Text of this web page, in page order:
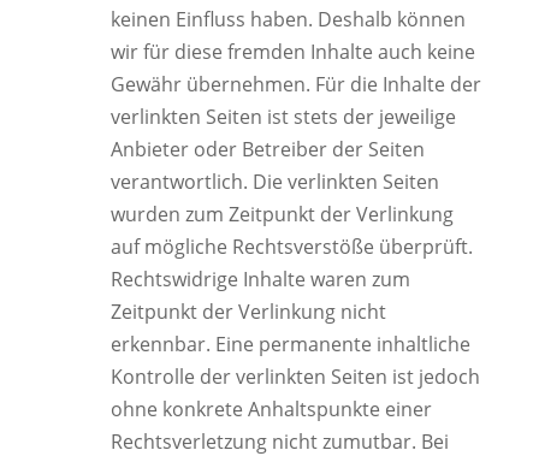
keinen Einfluss haben. Deshalb können
wir für diese fremden Inhalte auch keine
Gewähr übernehmen. Für die Inhalte der
verlinkten Seiten ist stets der jeweilige
Anbieter oder Betreiber der Seiten
verantwortlich. Die verlinkten Seiten
wurden zum Zeitpunkt der Verlinkung
auf mögliche Rechtsverstöße überprüft.
Rechtswidrige Inhalte waren zum
Zeitpunkt der Verlinkung nicht
erkennbar. Eine permanente inhaltliche
Kontrolle der verlinkten Seiten ist jedoch
ohne konkrete Anhaltspunkte einer
Rechtsverletzung nicht zumutbar. Bei